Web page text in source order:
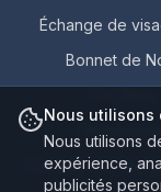
Échange de
Bonnet de
Échange de
Nous utilisons
Nous utilisons
expérience,
publicités